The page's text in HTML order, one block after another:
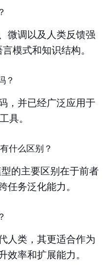
微调以及人类反馈强
模式和知识结构。
？
，并已经广泛应用于
具。
什么区别？
的主要区别在于前者
任务泛化能力。
人类，其更适合作为
效率和扩展能力。